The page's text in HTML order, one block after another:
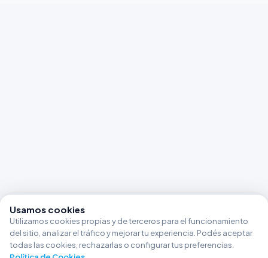
Usamos cookies
Utilizamos cookies propias y de terceros para el funcionamiento
del sitio, analizar el tráfico y mejorar tu experiencia. Podés aceptar
todas las cookies, rechazarlas o configurar tus preferencias.